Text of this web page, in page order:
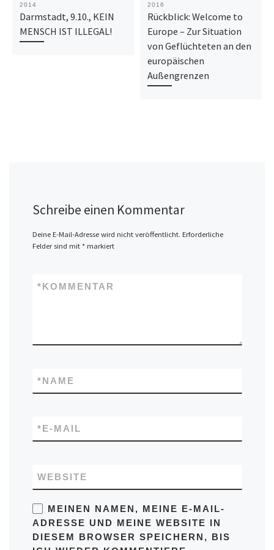
2014
Darmstadt, 9.10., KEIN
MENSCH IST ILLEGAL!
2016
Rückblick: Welcome to
Europe – Zur Situation
von Geflüchteten an den
europäischen
Außengrenzen
Schreibe einen Kommentar
Deine E-Mail-Adresse wird nicht veröffentlicht. Erforderliche
Felder sind mit *markiert
KOMMENTAR
*
NAME
*
E-MAIL
*
WEBSITE
MEINEN NAMEN, MEINE E-MAIL-
ADRESSE UND MEINE WEBSITE IN
DIESEM BROWSER SPEICHERN, BIS